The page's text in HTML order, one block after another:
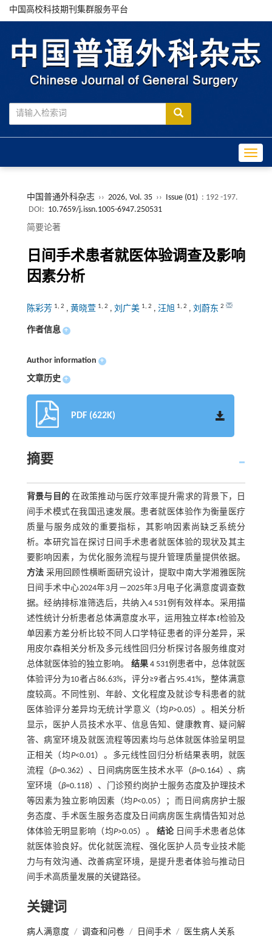
中国高校科技期刊集群服务平台
中国普通外科杂志 ›› 2026, Vol. 35 ›› Issue (01) : 192 -197.
DOI: 10.7659/j.issn.1005-6947.250531
简要论著
日间手术患者就医体验调查及影响
因素分析
陈彩芳 1, 2 , 黄晓萱 1, 2 , 刘广美 1, 2 , 汪旭 1, 2 , 刘蔚东 2
作者信息 +
Author information +
文章历史 +
PDF (622K)
摘要
背景与目的 在政策推动与医疗效率提升需求的背景下，日
间手术模式在我国迅速发展。患者就医体验作为衡量医疗
质量与服务成效的重要指标，其影响因素尚缺乏系统分
析。本研究旨在探讨日间手术患者就医体验的现状及其主
要影响因素，为优化服务流程与提升管理质量提供依据。
方法 采用回顾性横断面研究设计，提取中南大学湘雅医院
日间手术中心2024年3月—2025年3月电子化满意度调查数
据。经纳排标准筛选后，共纳入4 531例有效样本。采用描
述性统计分析患者总体满意度水平，运用独立样本t检验及
单因素方差分析比较不同人口学特征患者的评分差异，采
用皮尔森相关分析及多元线性回归分析探讨各服务维度对
总体就医体验的独立影响。 结果4 531例患者中，总体就医
体验评分为10者占86.63%，评分≥9者占95.41%，整体满意
度较高。不同性别、年龄、文化程度及就诊专科患者的就
医体验评分差异均无统计学意义（均P>0.05）。相关分析
显示，医护人员技术水平、信息告知、健康教育、疑问解
答、病室环境及就医流程等因素均与总体就医体验呈明显
正相关（均P<0.01）。多元线性回归分析结果表明，就医
流程（β=0.362）、日间病房医生技术水平（β=0.164）、病
室环境（β=0.118）、门诊预约岗护士服务态度及护理技术
等因素为独立影响因素（均P<0.05）；而日间病房护士服
务态度、手术医生服务态度及日间病房医生病情告知对总
体体验无明显影响（均P>0.05）。结论日间手术患者总体
就医体验良好。优化就医流程、强化医护人员专业技术能
力与有效沟通、改善病室环境，是提升患者体验与推动日
间手术高质量发展的关键路径。
关键词
病人满意度 / 调查和问卷 / 日间手术 / 医生病人关系